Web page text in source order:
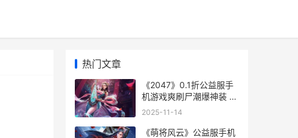
热门文章
《2047》0.1折公益服手
机游戏爽刷尸潮爆神装 浙
工商
2025-11-14
《萌将风云》公益服手机